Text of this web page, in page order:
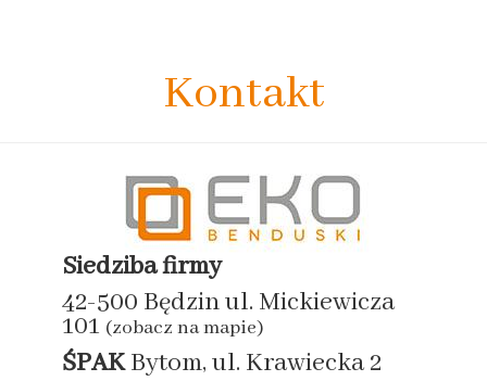
Kontakt
Siedziba firmy
42-500 Będzin ul. Mickiewicza
101 (zobacz na mapie)
ŚPAKBytom, ul. Krawiecka 2